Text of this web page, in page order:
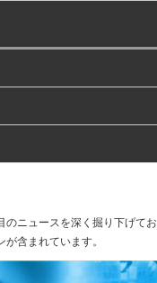
のニュースを深く掘り下げて
含まれています。